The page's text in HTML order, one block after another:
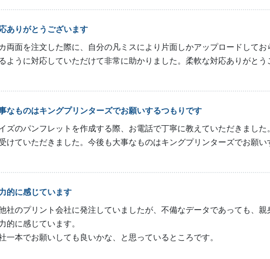
ありがとうございます
両面を注文した際に、自分の凡ミスにより片面しかアップロードして
ように対応していただけて非常に助かりました。柔軟な対応ありがとう
なものはキングプリンターズでお願いするつもりです
ズのパンフレットを作成する際、お電話で丁寧に教えていただきまし
けていただきました。今後も大事なものはキングプリンターズでお願い
的に感じています
社のプリント会社に発注していましたが、不備なデータであっても、
的に感じています。
一本でお願いしても良いかな、と思っているところです。